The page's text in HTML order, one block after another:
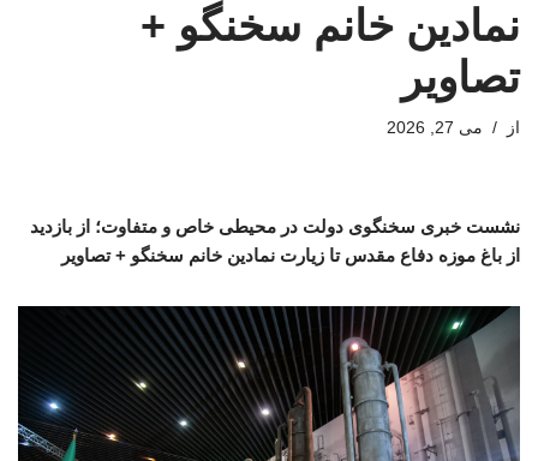
نمادین خانم سخنگو +
تصاویر
از می 27, 2026
نشست خبری سخنگوی دولت در محیطی خاص و متفاوت؛ از بازدید
از باغ موزه دفاع مقدس تا زیارت نمادین خانم سخنگو + تصاویر